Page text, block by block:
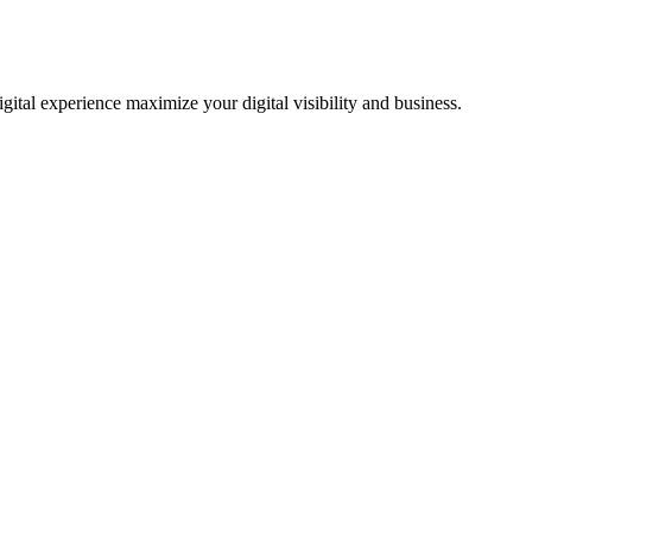
experience maximize your digital visibility and business.